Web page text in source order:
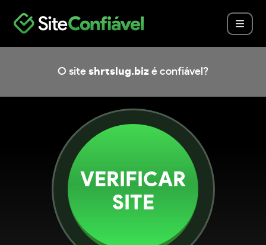
O site shrtslug.biz é confiável?
VERIFICAR
SITE